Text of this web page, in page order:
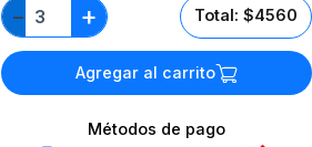
− + Total: $4560
Agregar al carrito
Métodos de pago